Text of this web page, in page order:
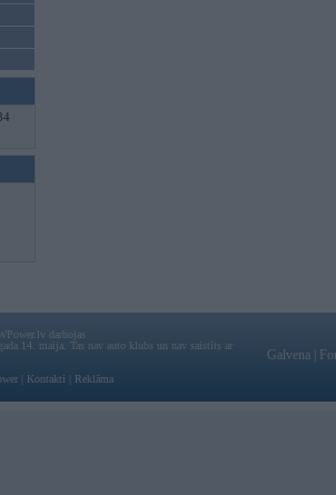
darbojas
14. maija. Tas nav auto klubs un nav saistīts ar
Kontakti Reklāma
Galvena